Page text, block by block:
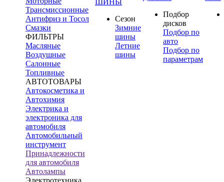
Трансмиссионные
Антифриз и Тосол
Смазки
ФИЛЬТРЫ
Масляные
Воздушные
Салонные
Топливные
АВТОТОВАРЫ
Автокосметика и
Автохимия
Электрика и
электроника для
автомобиля
Автомобильный
инструмент
Принадлежности
для автомобиля
Автолампы
Электротехника
Сезон
Зимние
шины
Летние
шины
Подбор
дисков
Подбор по
авто
Подбор по
параметрам